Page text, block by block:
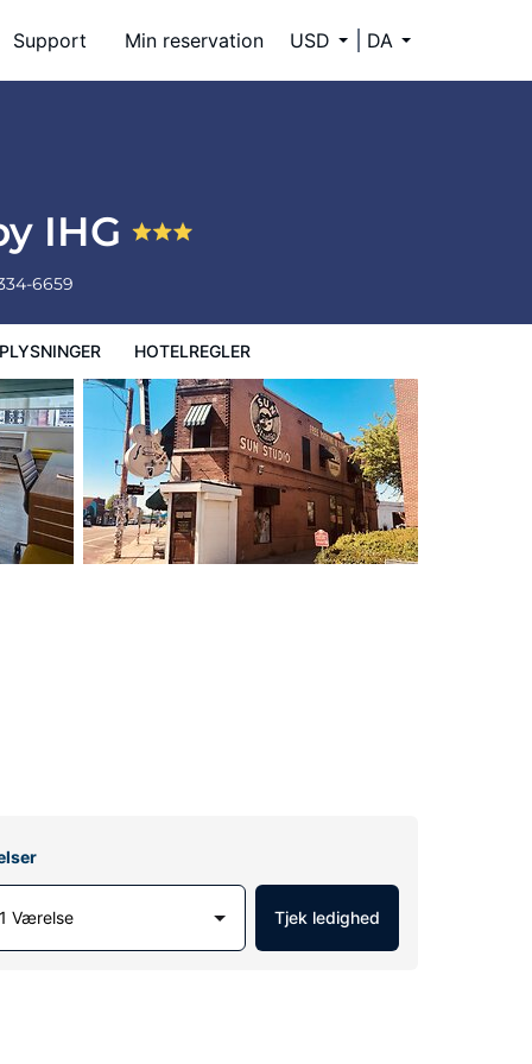
Support Min reservation USD DA
IHG
6659
HOTELREGLER
1 Værelse Tjek ledighed